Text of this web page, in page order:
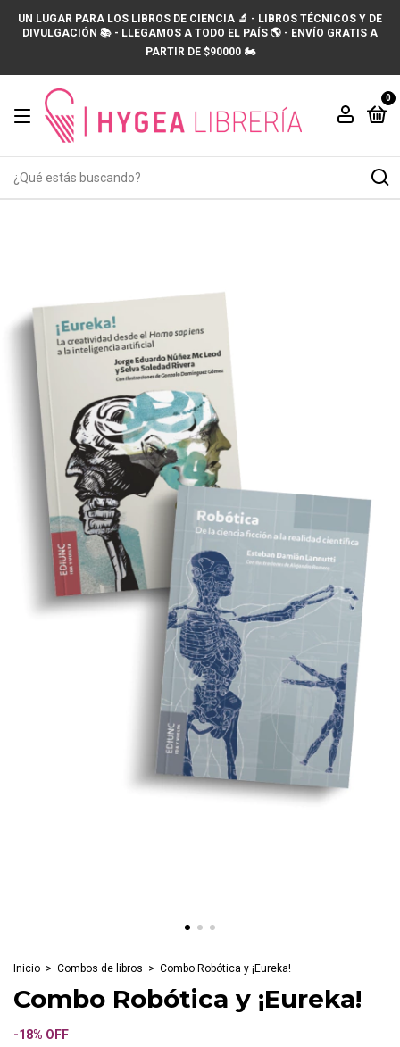
UN LUGAR PARA LOS LIBROS DE CIENCIA 🔬 - LIBROS TÉCNICOS Y DE
DIVULGACIÓN 📚 - LLEGAMOS A TODO EL PAÍS 🌎 - ENVÍO GRATIS A
PARTIR DE $90000 🏍️
0
Inicio > Combos de libros > Combo Robótica y ¡Eureka!
Combo Robótica y ¡Eureka!
-18% OFF